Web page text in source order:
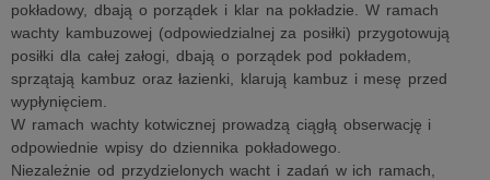
pokładowy, dbają o porządek i klar na pokładzie. W ramach
wachty kambuzowej (odpowiedzialnej za posiłki) przygotowują
posiłki dla całej załogi, dbają o porządek pod pokładem,
sprzątają kambuz oraz łazienki, klarują kambuz i mesę przed
wypłynięciem.
W ramach wachty kotwicznej prowadzą ciągłą obserwację i
odpowiednie wpisy do dziennika pokładowego.
Niezależnie od przydzielonych wacht i zadań w ich ramach,